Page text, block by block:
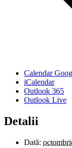
Calendar
iCalendar
Outlook 365
Outlook Live
Detalii
Dată: